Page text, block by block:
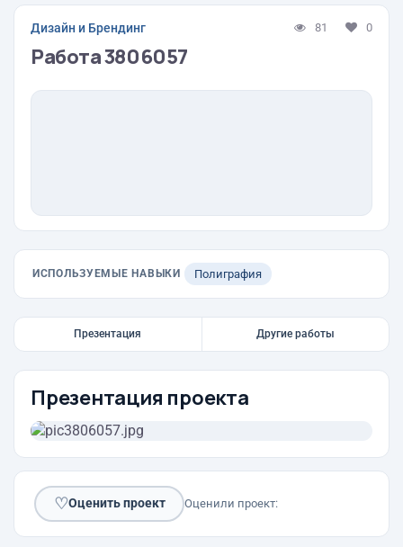
Дизайн и Брендинг 81 0
Работа 3806057
ИСПОЛЬЗУЕМЫЕ НАВЫКИ Полиграфия
Презентация Другие работы
Презентация проекта
♡Оценить проект Оценили проект: